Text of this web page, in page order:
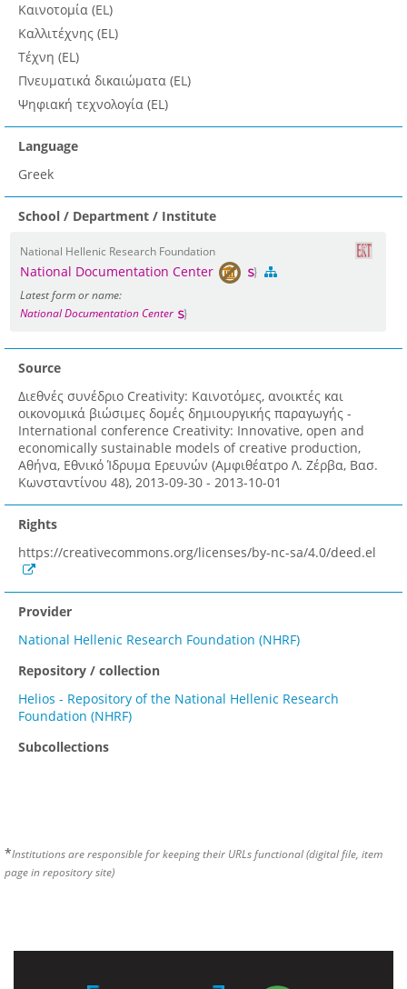
Καινοτομία (EL)
Καλλιτέχνης (EL)
Τέχνη (EL)
Πνευματικά δικαιώματα (EL)
Ψηφιακή τεχνολογία (EL)
Language
Greek
School / Department / Institute
National Hellenic Research Foundation
National Documentation Center
Latest form or name:
National Documentation Center
Source
Διεθνές συνέδριο Creativity: Καινοτόμες, ανοικτές και
οικονομικά βιώσιμες δομές δημιουργικής παραγωγής -
International conference Creativity: Innovative, open and
economically sustainable models of creative production,
Αθήνα, Εθνικό Ίδρυμα Ερευνών (Αμφιθέατρο Λ. Ζέρβα, Bασ.
Κωνσταντίνου 48), 2013-09-30 - 2013-10-01
Rights
https://creativecommons.org/licenses/by-nc-sa/4.0/deed.el
Provider
National Hellenic Research Foundation (NHRF)
Repository / collection
Helios - Repository of the National Hellenic Research
Foundation (NHRF)
Subcollections
*Institutions are responsible for keeping their URLs functional (digital file, item
page in repository site)